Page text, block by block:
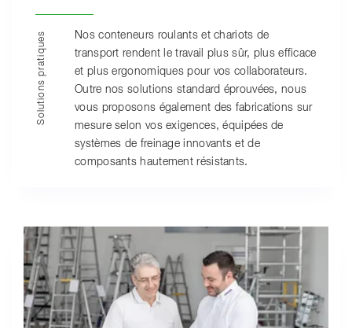
Solutions pratiques
Nos conteneurs roulants et chariots de
transport rendent le travail plus sûr, plus efficace
et plus ergonomiques pour vos collaborateurs.
Outre nos solutions standard éprouvées, nous
vous proposons également des fabrications sur
mesure selon vos exigences, équipées de
systèmes de freinage innovants et de
composants hautement résistants.